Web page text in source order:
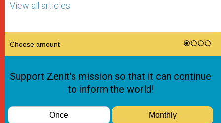
View all articles